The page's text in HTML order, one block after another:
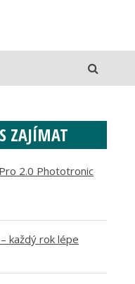
ZAJÍMAT
2.0 Phototronic
každý rok lépe